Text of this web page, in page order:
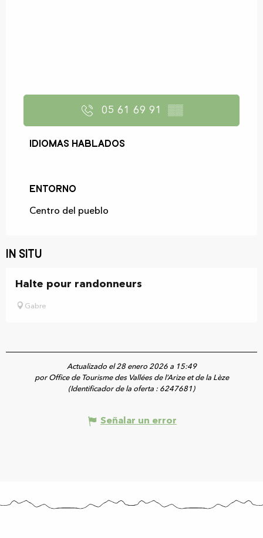
05 61 69 91 ▒▒
Idiomas hablados
Idiomas hablados
Entorno
Entorno
Centro del pueblo
In situ
Halte pour randonneurs
Gabre
Actualizado el 28 enero 2026 a 15:49
por Office de Tourisme des Vallées de l’Arize et de la Lèze
(Identificador de la oferta : 6247681 )
Señalar un error